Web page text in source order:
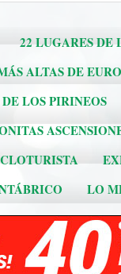
22 LUGARES DE
ALTAS DE
LOS PIRINEOS
LO